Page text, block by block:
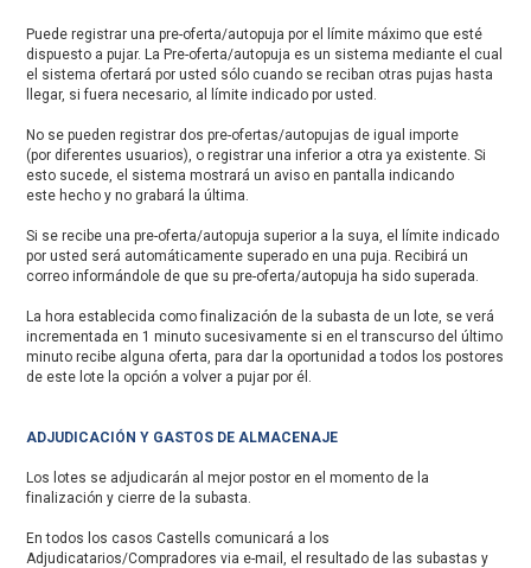
Puede registrar una pre-oferta/autopuja por el límite máximo que esté
dispuesto a pujar. La Pre-oferta/autopuja es un sistema mediante el cual
el sistema ofertará por usted sólo cuando se reciban otras pujas hasta
llegar, si fuera necesario, al límite indicado por usted.
No se pueden registrar dos pre-ofertas/autopujas de igual importe
(por diferentes usuarios), o registrar una inferior a otra ya existente. Si
esto sucede, el sistema mostrará un aviso en pantalla indicando
este hecho y no grabará la última.
Si se recibe una pre-oferta/autopuja superior a la suya, el límite indicado
por usted será automáticamente superado en una puja. Recibirá un
correo informándole de que su pre-oferta/autopuja ha sido superada.
La hora establecida como finalización de la subasta de un lote, se verá
incrementada en 1 minuto sucesivamente si en el transcurso del último
minuto recibe alguna oferta, para dar la oportunidad a todos los postores
de este lote la opción a volver a pujar por él.
ADJUDICACIÓN Y GASTOS DE ALMACENAJE
Los lotes se adjudicarán al mejor postor en el momento de la
finalización y cierre de la subasta.
En todos los casos Castells comunicará a los
Adjudicatarios/Compradores via e-mail, el resultado de las subastas y